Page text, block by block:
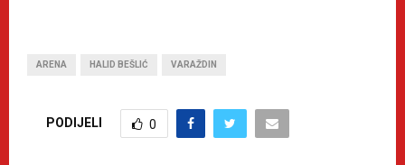
ARENA HALID BEŠLIĆ VARAŽDIN
PODIJELI 0